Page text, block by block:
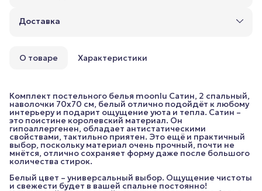
Доставка
О товаре Характеристики
Комплект постельного белья moonlu Сатин, 2 спальный,
наволочки 70x70 см, белый отлично подойдёт к любому
интерьеру и подарит ощущение уюта и тепла. Сатин –
это поистине королевский материал. Он
гипоаллергенен, обладает антистатическими
свойствами, тактильно приятен. Это ещё и практичный
выбор, поскольку материал очень прочный, почти не
мнётся, отлично сохраняет форму даже после большого
количества стирок.
Белый цвет – универсальный выбор. Ощущение чистоты
и свежести будет в вашей спальне постоянно!